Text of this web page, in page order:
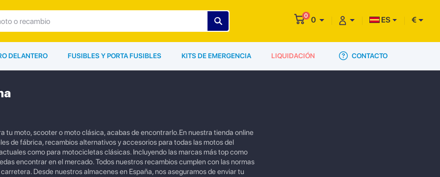
0 0 ES €
DELANTERO FUSIBLES Y PORTA FUSIBLES KITS DE EMERGENCIA LIQUIDACIÓN CONTACTO
tu moto, scooter o moto clásica, acabas de encontrarlo.En nuestra tienda online
de fábrica, recambios alternativos y accesorios para todas las motos del
como para motocicletas clásicas. Incluyendo las marcas más top como
encontrar en el mercado. Todos nuestros recambios cumplen con las normas
Desde nuestros almacenes en España, nos aseguramos de enviar tu